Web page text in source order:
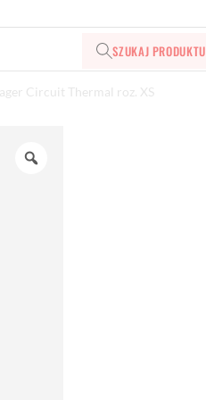
SZUKAJ PRODUKTU
Circuit Thermal roz. XS